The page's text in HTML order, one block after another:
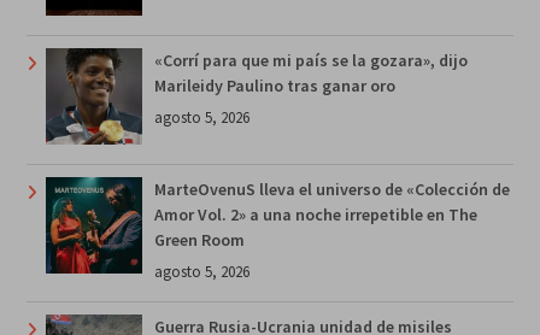
«Corrí para que mi país se la gozara», dijo
Marileidy Paulino tras ganar oro
agosto 5, 2026
MarteOvenuS lleva el universo de «Colección de
Amor Vol. 2» a una noche irrepetible en The
Green Room
agosto 5, 2026
Guerra Rusia-Ucrania unidad de misiles